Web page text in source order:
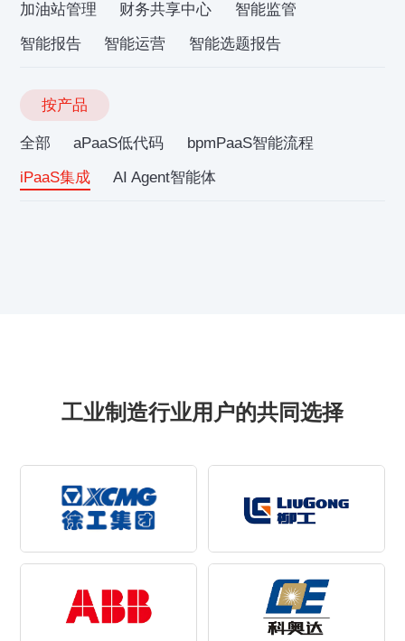
加油站管理
财务共享中心
智能监管
智能报告
智能运营 智能选题报告
按产品
全部 aPaaS低代码
bpmPaaS智能流程
iPaaS集成
AI Agent智能体
工业制造行业用户的共同选择